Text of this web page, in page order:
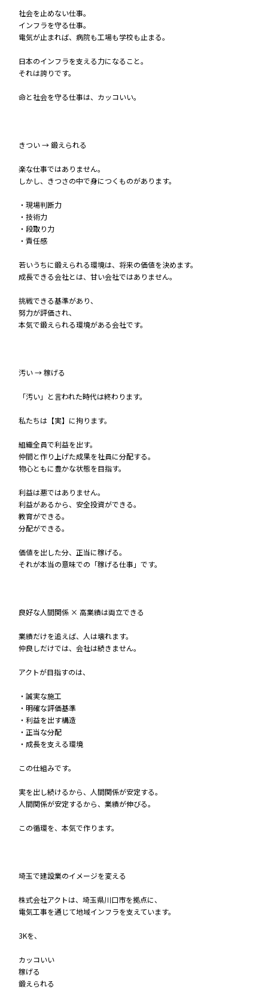
社会を止めない仕事。
インフラを守る仕事。
電気が止まれば、病院も工場も学校も止まる。
日本のインフラを支える力になること。
それは誇りです。
命と社会を守る仕事は、カッコいい。
きつい → 鍛えられる
楽な仕事ではありません。
しかし、きつさの中で身につくものがあります。
・現場判断力
・技術力
・段取り力
・責任感
若いうちに鍛えられる環境は、将来の価値を決めます。
成長できる会社とは、甘い会社ではありません。
挑戦できる基準があり、
努力が評価され、
本気で鍛えられる環境がある会社です。
汚い → 稼げる
「汚い」と言われた時代は終わります。
私たちは【実】に拘ります。
組織全員で利益を出す。
仲間と作り上げた成果を社員に分配する。
物心ともに豊かな状態を目指す。
利益は悪ではありません。
利益があるから、安全投資ができる。
教育ができる。
分配ができる。
価値を出した分、正当に稼げる。
それが本当の意味での「稼げる仕事」です。
良好な人間関係 × 高業績は両立できる
業績だけを追えば、人は壊れます。
仲良しだけでは、会社は続きません。
アクトが目指すのは、
・誠実な施工
・明確な評価基準
・利益を出す構造
・正当な分配
・成長を支える環境
この仕組みです。
実を出し続けるから、人間関係が安定する。
人間関係が安定するから、業績が伸びる。
この循環を、本気で作ります。
埼玉で建設業のイメージを変える
株式会社アクトは、埼玉県川口市を拠点に、
電気工事を通じて地域インフラを支えています。
3Kを、
カッコいい
稼げる
鍛えられる